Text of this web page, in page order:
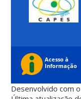
Desenvolvido com